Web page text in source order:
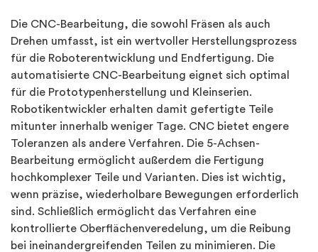
Die CNC-Bearbeitung, die sowohl Fräsen als auch
Drehen umfasst, ist ein wertvoller Herstellungsprozess
für die Roboterentwicklung und Endfertigung. Die
automatisierte CNC-Bearbeitung eignet sich optimal
für die Prototypenherstellung und Kleinserien.
Robotikentwickler erhalten damit gefertigte Teile
mitunter innerhalb weniger Tage. CNC bietet engere
Toleranzen als andere Verfahren. Die 5-Achsen-
Bearbeitung ermöglicht außerdem die Fertigung
hochkomplexer Teile und Varianten. Dies ist wichtig,
wenn präzise, wiederholbare Bewegungen erforderlich
sind. Schließlich ermöglicht das Verfahren eine
kontrollierte Oberflächenveredelung, um die Reibung
bei ineinandergreifenden Teilen zu minimieren. Die